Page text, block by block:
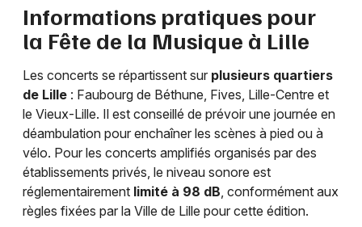
Informations pratiques pour
la Fête de la Musique à Lille
Les concerts se répartissent sur plusieurs quartiers
de Lille : Faubourg de Béthune, Fives, Lille-Centre et
le Vieux-Lille. Il est conseillé de prévoir une journée en
déambulation pour enchaîner les scènes à pied ou à
vélo. Pour les concerts amplifiés organisés par des
établissements privés, le niveau sonore est
réglementairement limité à 98 dB , conformément aux
règles fixées par la Ville de Lille pour cette édition.